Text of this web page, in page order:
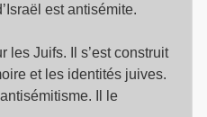
est antisémite.
les Juifs. Il s’est construit
et les identités juives.
Il le